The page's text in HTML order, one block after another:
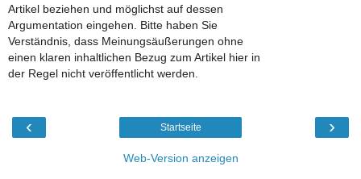
Artikel beziehen und möglichst auf dessen
Argumentation eingehen. Bitte haben Sie
Verständnis, dass Meinungsäußerungen ohne
einen klaren inhaltlichen Bezug zum Artikel hier in
der Regel nicht veröffentlicht werden.
‹ ›
Startseite
Web-Version anzeigen